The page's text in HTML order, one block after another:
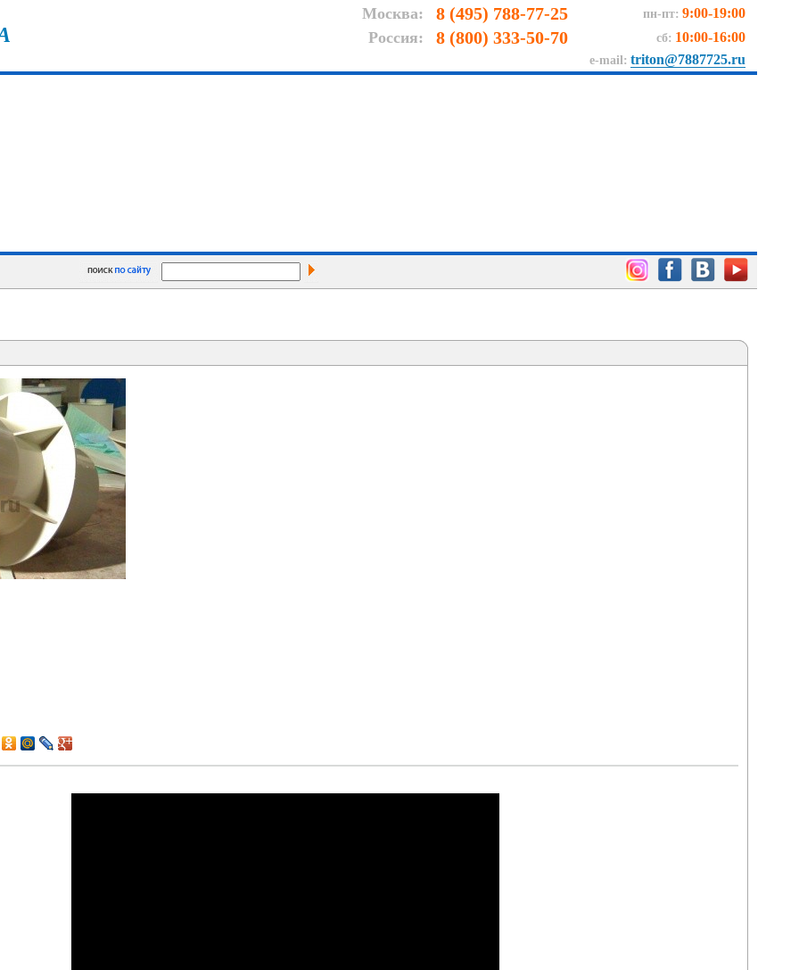
Москва: 8 (495) 788-77-25 пн-пт: 9:00-19:00
Россия: 8 (800) 333-50-70 сб: 10:00-16:00
e-mail: triton@7887725.ru